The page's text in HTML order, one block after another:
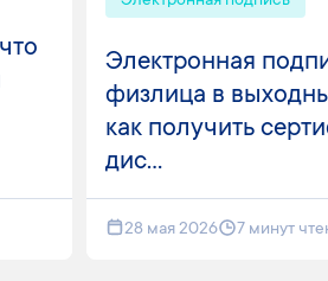
Электронная
физлица в
как получить
дис...
28 мая 2026 7 минут